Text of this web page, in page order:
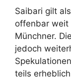
Saibari gilt
offenbar weit
Münchner.
jedoch
teils